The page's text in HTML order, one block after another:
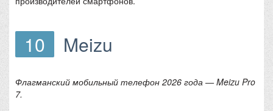
10 Meizu
Флагманский мобильный телефон 2026 года — Meizu Pro
7.